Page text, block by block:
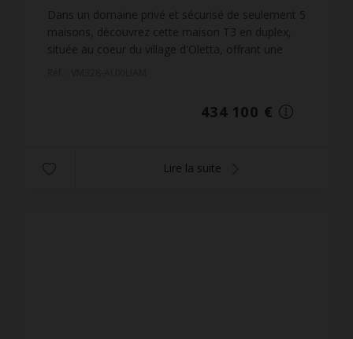
m² de terrain 5 332,92 € prix / m²
Dans un domaine privé et sécurisé de seulement 5
maisons, découvrez cette maison T3 en duplex,
située au coeur du village d'Oletta, offrant une
434 100 €
Lire la suite